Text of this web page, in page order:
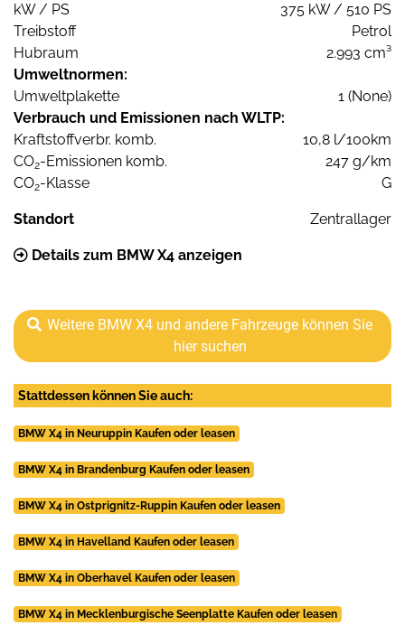
kW / PS
375 kW / 510 PS
Treibstoff
Petrol
Hubraum
2.993 cm³
Umweltnormen:
Umweltplakette
1 (None)
Verbrauch und Emissionen nach WLTP:
Kraftstoffverbr. komb.
10,8 l/100km
CO2-Emissionen komb.
247 g/km
CO2-Klasse G
Standort Zentrallager
Details zum BMW X4 anzeigen
Weitere BMW X4 und andere Fahrzeuge können Sie
hier suchen
Stattdessen können Sie auch:
BMW X4 in Neuruppin Kaufen oder leasen
BMW X4 in Brandenburg Kaufen oder leasen
BMW X4 in Ostprignitz-Ruppin Kaufen oder leasen
BMW X4 in Havelland Kaufen oder leasen
BMW X4 in Oberhavel Kaufen oder leasen
BMW X4 in Mecklenburgische Seenplatte Kaufen oder leasen